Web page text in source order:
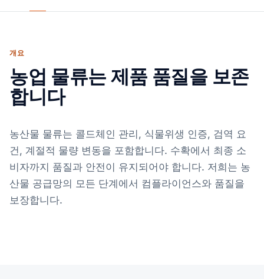
개요
농업 물류는 제품 품질을 보존
합니다
농산물 물류는 콜드체인 관리, 식물위생 인증, 검역 요
건, 계절적 물량 변동을 포함합니다. 수확에서 최종 소
비자까지 품질과 안전이 유지되어야 합니다. 저희는 농
산물 공급망의 모든 단계에서 컴플라이언스와 품질을
보장합니다.